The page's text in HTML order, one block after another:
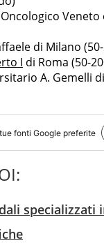
Oncologico
di Milano
I di Roma (50-
A. Gemelli
fonti Google preferite
specializzati